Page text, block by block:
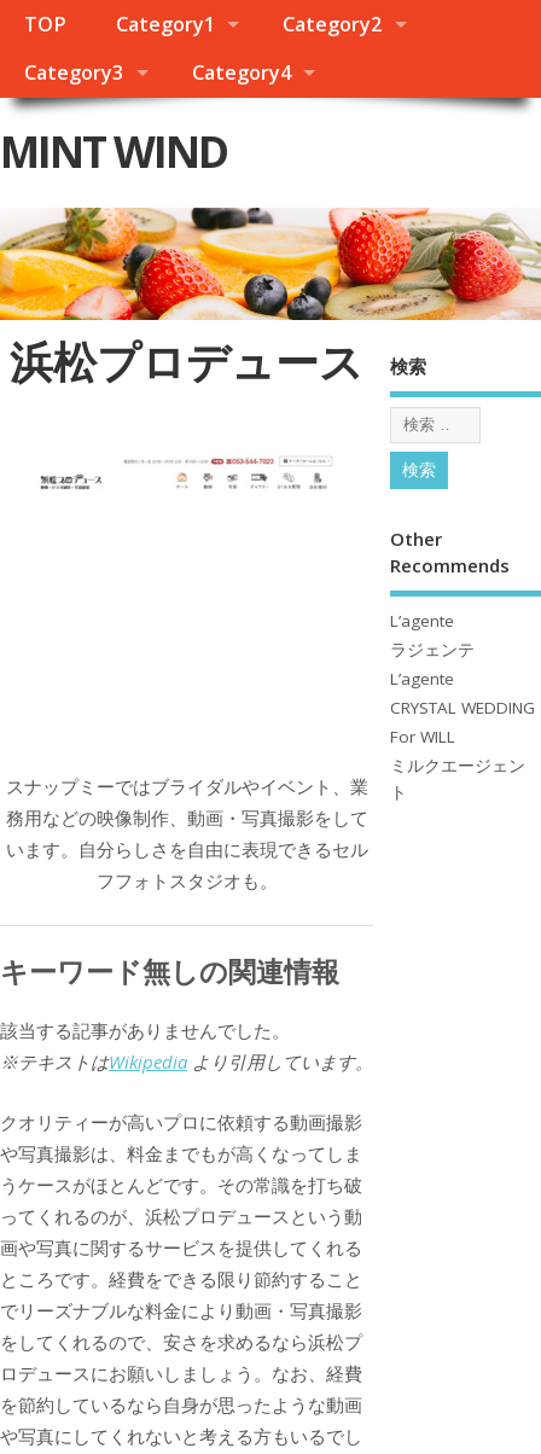
TOP Category1
Category2
Category3
Category4
MINT WIND
浜松プロデュース
スナップミーではブライダルやイベント、業
務用などの映像制作、動画・写真撮影をして
います。自分らしさを自由に表現できるセル
フフォトスタジオも。
キーワード無しの関連情報
該当する記事がありませんでした。
※テキストはWikipedia より引用しています。
クオリティーが高いプロに依頼する動画撮影
や写真撮影は、料金までもが高くなってしま
うケースがほとんどです。その常識を打ち破
ってくれるのが、浜松プロデュースという動
画や写真に関するサービスを提供してくれる
ところです。経費をできる限り節約すること
でリーズナブルな料金により動画・写真撮影
をしてくれるので、安さを求めるなら浜松プ
ロデュースにお願いしましょう。なお、経費
を節約しているなら自身が思ったような動画
や写真にしてくれないと考える方もいるでし
検索
Other
Recommends
L’agente
ラジェンテ
L’agente
CRYSTAL WEDDING
For WILL
ミルクエージェン
ト